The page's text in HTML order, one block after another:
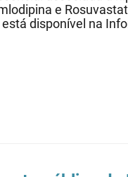
e
disponível na